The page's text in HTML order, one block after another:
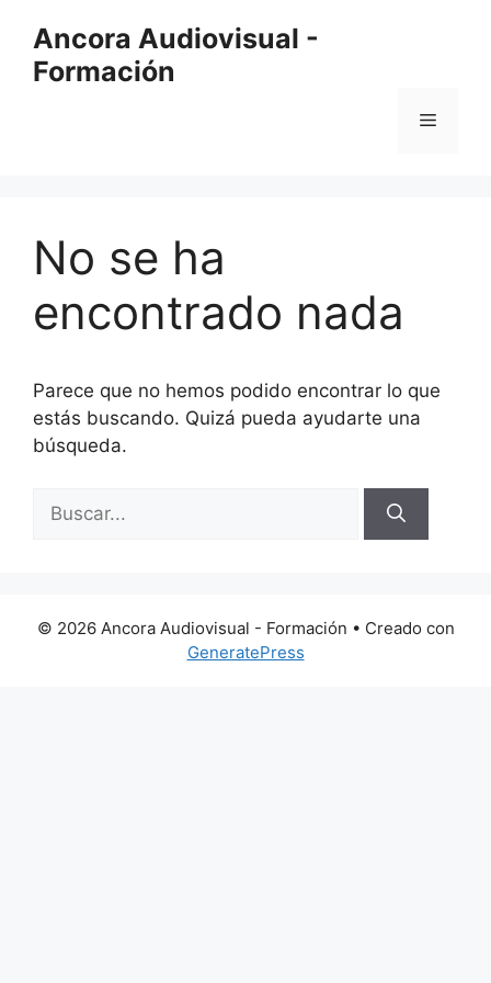
contenido
Ancora Audiovisual -
Formación
Menú
No se ha
encontrado nada
Parece que no hemos podido encontrar lo que
estás buscando. Quizá pueda ayudarte una
búsqueda.
© 2026 Ancora Audiovisual - Formación • Creado con
GeneratePress